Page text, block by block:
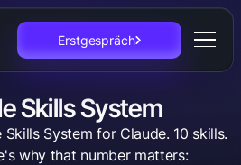
Erstgespräch
Skills System
System for Claude. 10 skills.
why that number matters: